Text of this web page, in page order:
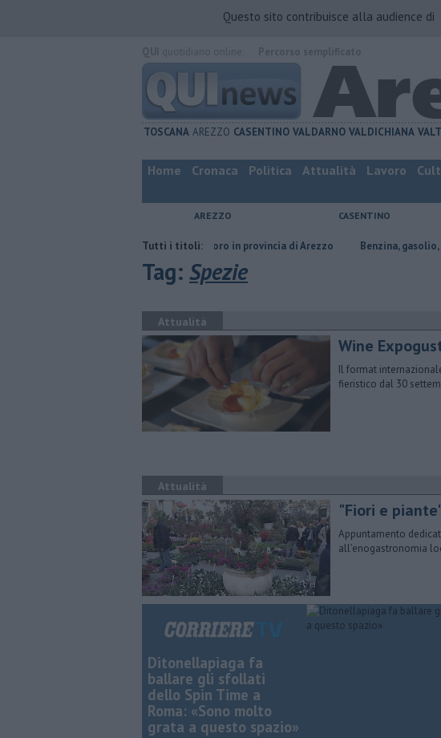
Questo sito contribuisce alla audience di
TOSCANA AREZZO CASENTINO VALDARNO VALDICHIANA
Home Cronaca Politica Attualità Lavoro
AREZZO CASENTINO
Tutti i titoli:
​Tutte le offerte di lavoro in provincia di Arezzo ​Benzina, gasolio, gpl, ecco dove
Tag: Spezie
Attualità
Wine
Il format
fieristico dal 30
Attualità
"Fiori e
Appuntamento
all’enogastronomia
Ditonellapiaga fa
ballare gli sfollati
dello Spin Time a
Roma: «Sono molto
grata a questo spazio»